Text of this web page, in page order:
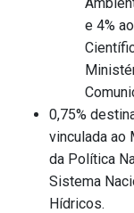
e 4%
0,75%
vinculada ao
da Política
Sistema
Hídricos.